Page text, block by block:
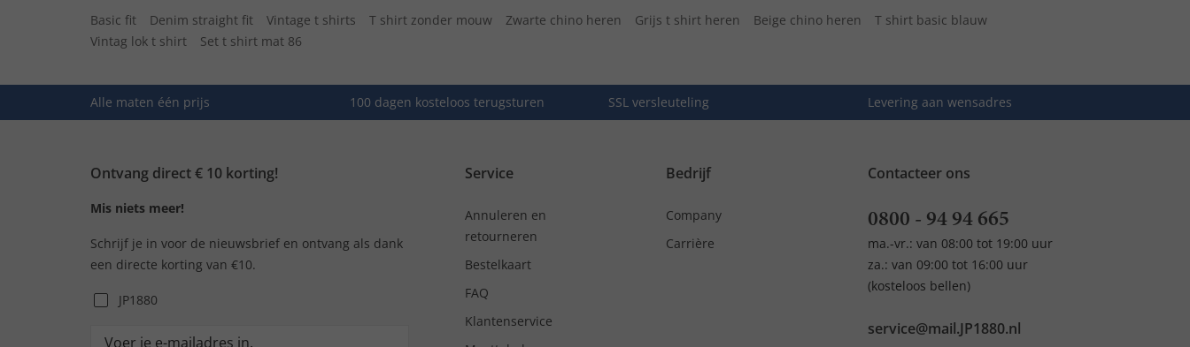
Basic fit Denim straight fit Vintage t shirts T shirt zonder mouw Zwarte chino heren Grijs t shirt heren Beige chino heren
T shirt basic blauw
Vintag lok t shirt
Set t shirt mat 86
Alle maten één prijs 100 dagen kosteloos terugsturen SSL versleuteling Levering aan wensadres
Ontvang direct € 10 korting!
Mis niets meer!
Schrijf je in voor de nieuwsbrief en ontvang als dank
een directe korting van €10.
JP1880
Service
Annuleren en
retourneren
Bestelkaart
FAQ
Klantenservice
Bedrijf
Company
Carrière
Contacteer ons
0800 - 94 94 665
ma.-vr.: van 08:00 tot 19:00 uur
za.: van 09:00 tot 16:00 uur
(kosteloos bellen)
service@mail.JP1880.nl